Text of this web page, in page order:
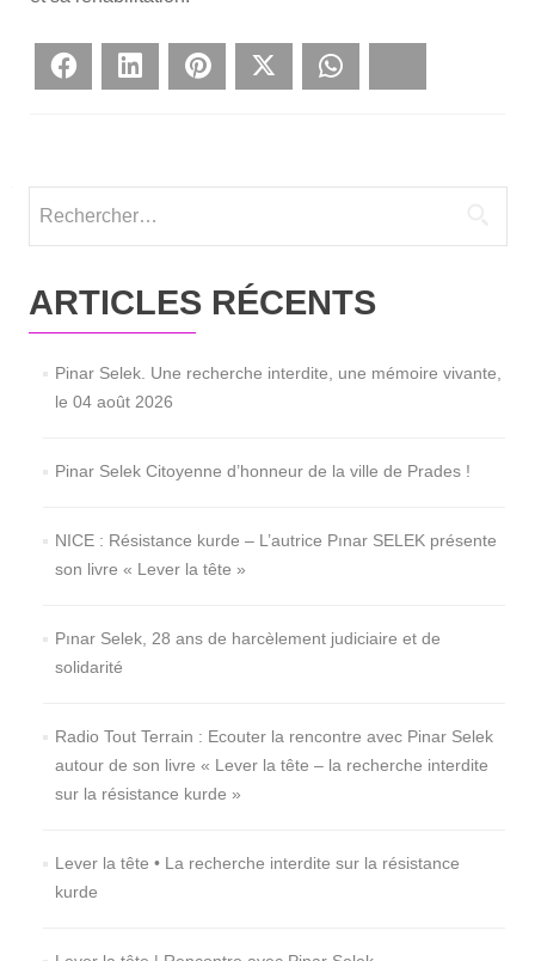
Face­bookLin­ke­dIn Pin­te­rest Twit­ter
ARTICLES RÉCENTS
Pinar Selek. Une recherche interdite, une mémoire vivante,
le 04 août 2026
Pinar Selek Citoyenne d’honneur de la ville de Prades !
NICE : Résistance kurde – L’autrice Pınar SELEK présente
son livre « Lever la tête »
Pınar Selek, 28 ans de harcèlement judiciaire et de
solidarité
Radio Tout Terrain : Ecouter la rencontre avec Pinar Selek
autour de son livre « Lever la tête – la recherche interdite
sur la résistance kurde »
Lever la tête • La recherche interdite sur la résistance
kurde